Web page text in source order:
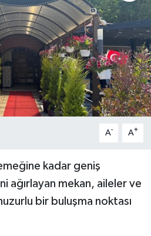
A- A+
kadar geniş
ağırlayan mekan, aileler ve
bir buluşma noktası